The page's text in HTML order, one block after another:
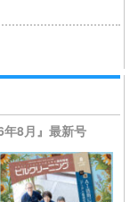
年8月』最新号